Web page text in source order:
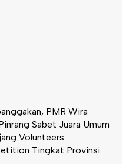
PMR Wira
Sabet Juara Umum
Volunteers
Tingkat Provinsi